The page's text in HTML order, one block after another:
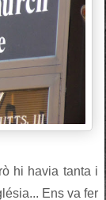
hi havia tanta i
Ens va fer